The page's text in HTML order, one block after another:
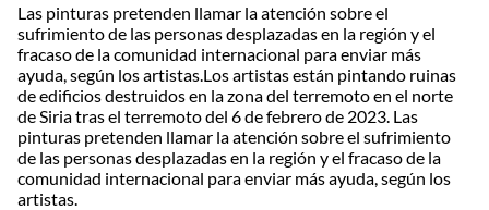
Las pinturas pretenden llamar la atención sobre el
sufrimiento de las personas desplazadas en la región y el
fracaso de la comunidad internacional para enviar más
ayuda, según los artistas.Los artistas están pintando ruinas
de edificios destruidos en la zona del terremoto en el norte
de Siria tras el terremoto del 6 de febrero de 2023. Las
pinturas pretenden llamar la atención sobre el sufrimiento
de las personas desplazadas en la región y el fracaso de la
comunidad internacional para enviar más ayuda, según los
artistas.